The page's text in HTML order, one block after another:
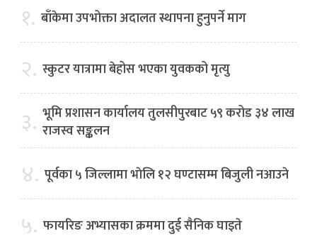
१. बाँकेमा उपभोक्ता अदालत स्थापना हुनुपर्ने माग
२. स्कुटर यात्रामा बेहोस भएका युवकको मृत्यु
३. भूमि प्रशासन कार्यालय तुलसीपुरबाट ५९ करोड ३४ लाख
राजस्व सङ्कलन
४. पूर्वका ५ जिल्लामा भाेलि १२ घण्टासम्म बिजुली नआउने
५. फायरिङ अभ्यासका क्रममा दुई सैनिक घाइते